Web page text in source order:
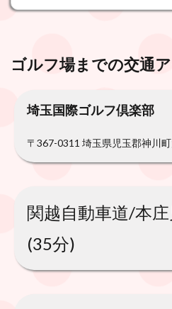
ゴルフ場までの交通
埼玉国際ゴルフ倶楽部
〒367-0311 埼玉県児玉郡神川
関越自動車道/本
(35分)